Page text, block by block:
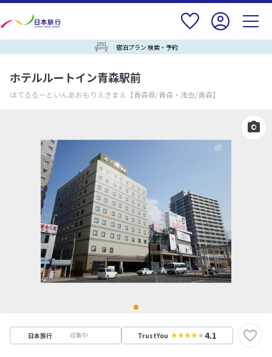
宿泊プラン 検索・予約
ホテルルートイン青森駅前
ほてるるーといんあおもりえきまえ 【青森県/青森・浅虫/青森】
日本旅行 収集中 TrustYou 4.1